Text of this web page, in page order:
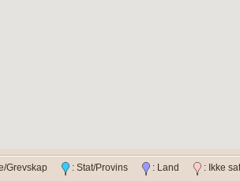
Grevskap : Stat/Provins : Land : Ikke